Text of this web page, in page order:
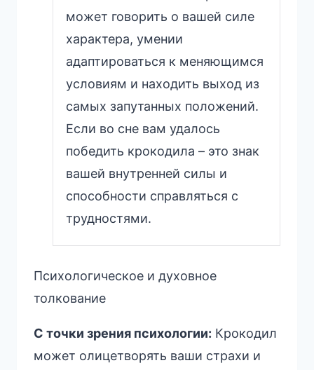
может говорить о вашей силе
характера, умении
адаптироваться к меняющимся
условиям и находить выход из
самых запутанных положений.
Если во сне вам удалось
победить крокодила – это знак
вашей внутренней силы и
способности справляться с
трудностями.
Психологическое и духовное
толкование
С точки зрения психологии: Крокодил
может олицетворять ваши страхи и